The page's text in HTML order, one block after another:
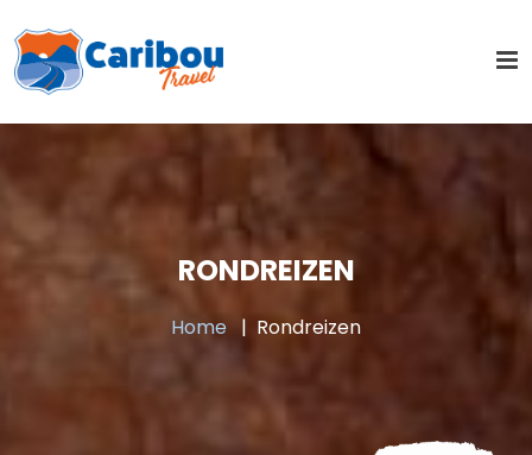
RONDREIZEN
Home Rondreizen